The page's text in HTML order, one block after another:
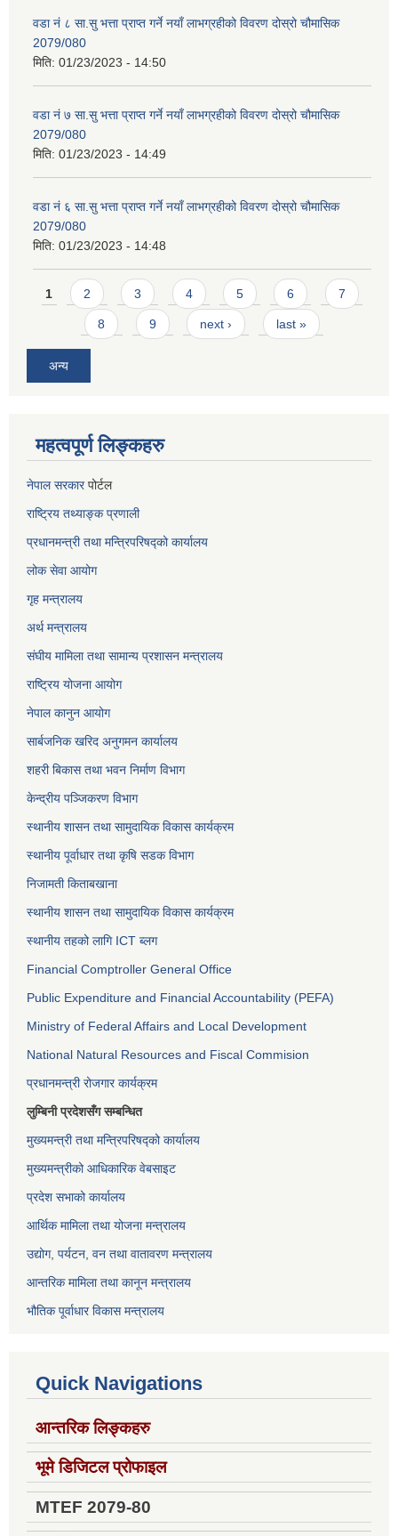
वडा नं ८ सा.सु भत्ता प्राप्त गर्ने नयाँ लाभग्रहीको विवरण दोस्रो चौमासिक
2079/080
मिति: 01/23/2023 - 14:50
वडा नं ७ सा.सु भत्ता प्राप्त गर्ने नयाँ लाभग्रहीको विवरण दोस्रो चौमासिक
2079/080
मिति: 01/23/2023 - 14:49
वडा नं ६ सा.सु भत्ता प्राप्त गर्ने नयाँ लाभग्रहीको विवरण दोस्रो चौमासिक
2079/080
मिति: 01/23/2023 - 14:48
Pages
1 2 3 4 5 6 7
8 9 next › last »
अन्य
महत्वपूर्ण लिङ्कहरु
नेपाल सरकारपोर्टल
राष्ट्रिय तथ्याङ्क प्रणाली
प्रधानमन्त्री तथा मन्त्रिपरिषद्को कार्यालय
लोक सेवाआयोग
गृह मन्त्रालय
अर्थ मन्त्रालय
संघीय मामिला तथा सामान्य प्रशासन मन्त्रालय
राष्ट्रिय योजना आयोग
नेपाल कानुन आयोग
सार्बजनिक खरिद अनुगमन कार्यालय
शहरी बिकास तथा भवन निर्माण विभाग
केन्द्रीय पञ्जिकरण विभाग
स्थानीय शासन तथा सामुदायिक विकास कार्यक्रम
स्थानीय पूर्वाधार तथा कृषि सडक विभाग
निजामती किताबखाना
स्थानीय शासन तथा सामुदायिक विकास कार्यक्रम
स्थानीय तहको लागि ICT ब्लग
Financial Comptroller General Office
Public Expenditure and Financial Accountability (PEFA)
Ministry of Federal Affairs and Local Development
National Natural Resources and Fiscal Commision
प्रधानमन्त्री रोजगार कार्यक्रम
लुम्बिनी प्रदेशसँग सम्बन्धित
मुख्यमन्त्री तथा मन्त्रिपरिषद्को कार्यालय
मुख्यमन्त्रीको आधिकारिक वेबसाइट
प्रदेश सभाको कार्यालय
आर्थिक मामिला तथा योजना मन्त्रालय
उद्योग, पर्यटन, वन तथा वातावरण मन्त्रालय
आन्तरिक मामिला तथा कानून मन्त्रालय
भौतिक पूर्वाधार विकास मन्त्रालय
Quick Navigations
आन्तरिक लिङ्कहरु
भूमे डिजिटल प्रोफाइल
MTEF 2079-80